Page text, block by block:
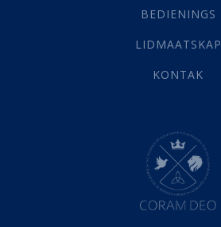
Selfondersoek(1)
Werk(22)
(142)
Hemel (31)
Israel (14)
Millennium(1)
Oordeelsdag(19)
BEDIENINGS
LIDMAATSKAP
KONTAK